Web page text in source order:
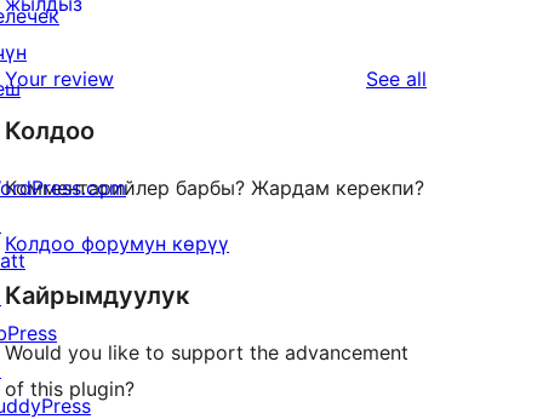
reviews
star
Your review See all
Колдоо
Комментарийлер барбы? Жардам керекпи?
Колдоо форумун көрүү
Кайрымдуулук
Would you like to support the advancement
of this plugin?